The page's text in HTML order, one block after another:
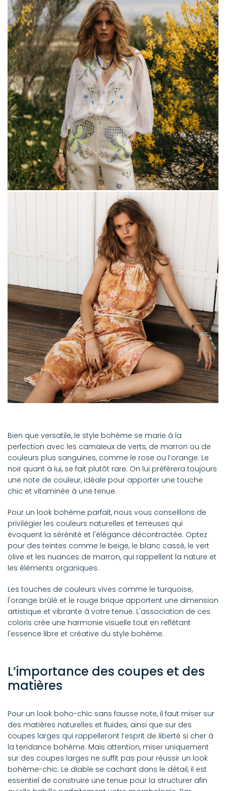
Bien que versatile, le style bohème se marie à la
perfection avec les camaïeux de verts, de marron ou de
couleurs plus sanguines, comme le rose ou l’orange. Le
noir quant à lui, se fait plutôt rare. On lui préfèrera toujours
une note de couleur, idéale pour apporter une touche
chic et vitaminée à une tenue.
Pour un look bohème parfait, nous vous conseillons de
privilégier les couleurs naturelles et terreuses qui
évoquent la sérénité et l'élégance décontractée. Optez
pour des teintes comme le beige, le blanc cassé, le vert
olive et les nuances de marron, qui rappellent la nature et
les éléments organiques.
Les touches de couleurs vives comme le turquoise,
l'orange brûlé et le rouge brique apportent une dimension
artistique et vibrante à votre tenue. L'association de ces
coloris crée une harmonie visuelle tout en reflétant
l'essence libre et créative du style bohème.
L’importance des coupes et des
matières
Pour un look boho-chic sans fausse note, il faut miser sur
des matières naturelles et fluides, ainsi que sur des
coupes larges qui rappelleront l’esprit de liberté si cher à
la tendance bohème. Mais attention, miser uniquement
sur des coupes larges ne suffit pas pour réussir un look
bohème-chic. Le diable se cachant dans le détail, il est
essentiel de construire une tenue pour la structurer afin